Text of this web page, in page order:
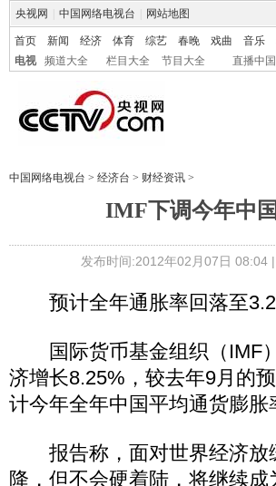
央视网 中国网络电视台 网站地图
首页 新闻 经济 体育 综艺 春晚 戏曲 音乐
电视
频道大全 栏目大全 节目大全 直播中国
中国网络电视台 > 经济台 > 财经资讯 >
IMF下调今年中
发布时间:2012年02月07日 08:04 |
预计全年通胀率回落至
国际货币基金组织（IMF
济增长8.25%，较去年9月的
计今年全年中国平均通货膨
报告称，面对世界经济放
降，但不会硬着陆，将继续